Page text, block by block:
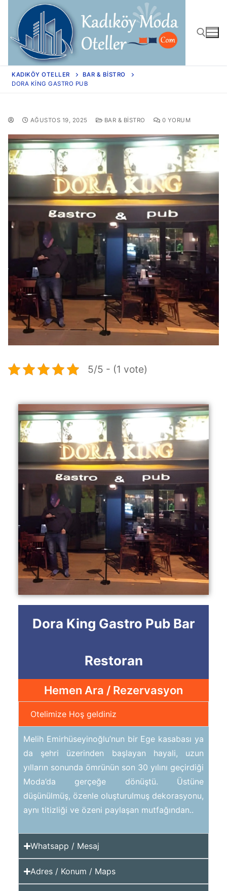
KADIKÖY OTELLER
BAR & BISTRO
DORA KING GASTRO PUB
AĞUSTOS 19, 2025 BAR & BISTRO 0 YORUM
5/5 - (1 vote)
Dora King Gastro Pub Bar
Restoran
Hemen Ara / Rezervasyon
Otelimize Hoş geldiniz
Melih Emirhüseyinoğlu’nun bir Ege kasabası ya
da şehri üzerinden başlayan hayali, uzun
yılların sonunda ömrünün son 30 yılını geçirdiği
Moda’da gerçeğe dönüştü. Üstüne
düşünülmüş, özenle oluşturulmuş dekorasyonu,
aynı titizliği ve özeni paylaşan mutfağından..
Whatsapp / Mesaj
Adres / Konum / Maps